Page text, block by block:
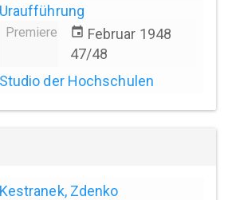
Uraufführung
Premiere event Februar 1948
47/48
Studio der Hochschulen
Kestranek, Zdenko